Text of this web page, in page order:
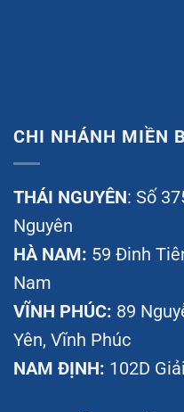
CHI NHÁNH MIỀN
THÁI NGUYÊN: Số
Nguyên
HÀ NAM: 59 Đinh
Nam
VĨNH PHÚC: 89
Yên, Vĩnh Phúc
NAM ĐỊNH: 102D